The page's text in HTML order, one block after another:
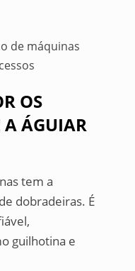
de máquinas
OS
A ÁGUIAR
tem a
dobradeiras. É
guilhotina e